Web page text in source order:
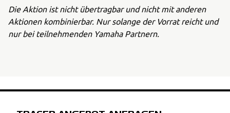
Die Aktion ist nicht übertragbar und nicht mit anderen
Aktionen kombinierbar. Nur solange der Vorrat reicht und
nur bei teilnehmenden Yamaha Partnern.